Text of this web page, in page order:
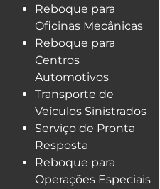
Reboque para
Oficinas Mecânicas
Reboque para
Centros
Automotivos
Transporte de
Veículos Sinistrados
Serviço de Pronta
Resposta
Reboque para
Operações Especiais